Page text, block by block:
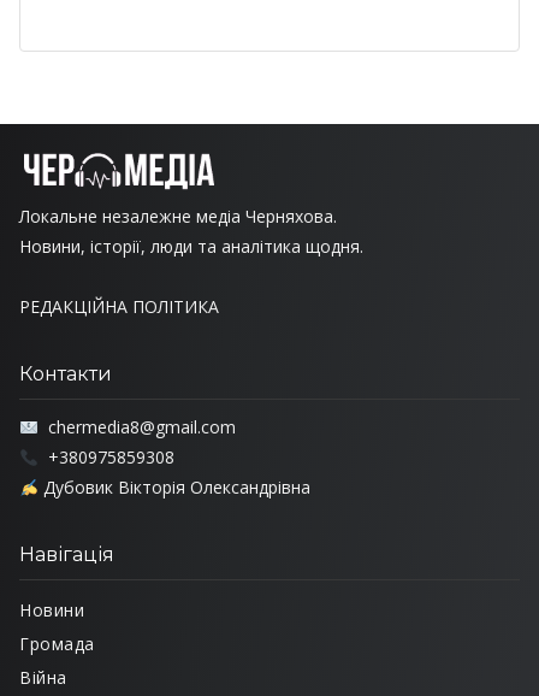
Локальне незалежне медіа Черняхова.
Новини, історії, люди та аналітика щодня.
РЕДАКЦІЙНА ПОЛІТИКА
Контакти
chermedia8@gmail.com
+380975859308
Дубовик Вікторія Олександрівна
Навігація
Новини
Громада
Війна